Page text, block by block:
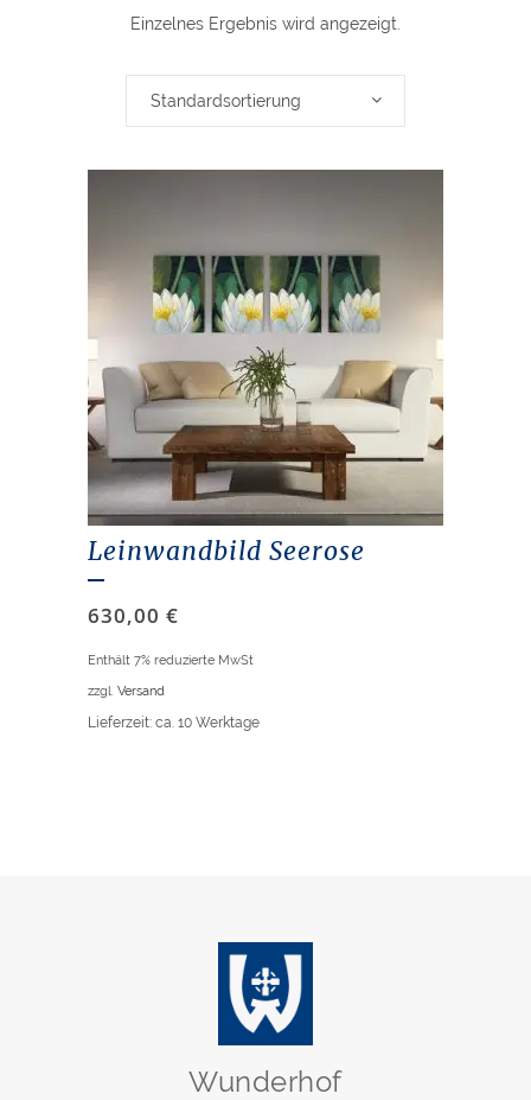
Einzelnes Ergebnis wird angezeigt.
Standardsortierung
Leinwandbild Seerose
630,00 €
Enthält 7% reduzierte MwSt
zzgl. Versand
Lieferzeit: ca. 10 Werktage
Wunderhof